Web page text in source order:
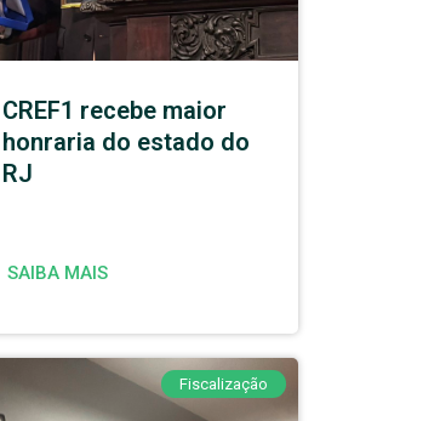
CREF1 recebe maior
honraria do estado do
RJ
SAIBA MAIS
Fiscalização